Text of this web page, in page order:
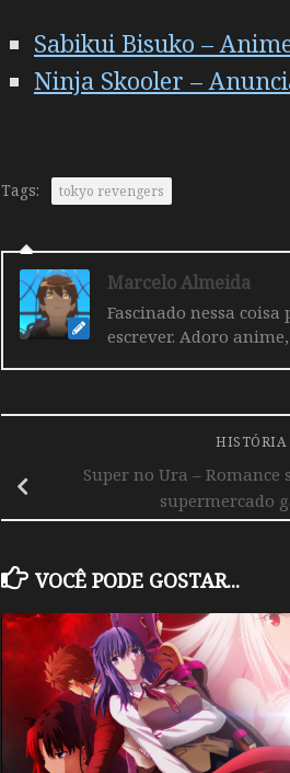
Sabikui Bisuko –
Ninja Skooler –
Tags: tokyo revengers
Marcelo Almeida
Fascinado nessa
escrever. Adoro
HISTÓRIA
Super no Ura –
supermercado
VOCÊ PODE GOSTAR...